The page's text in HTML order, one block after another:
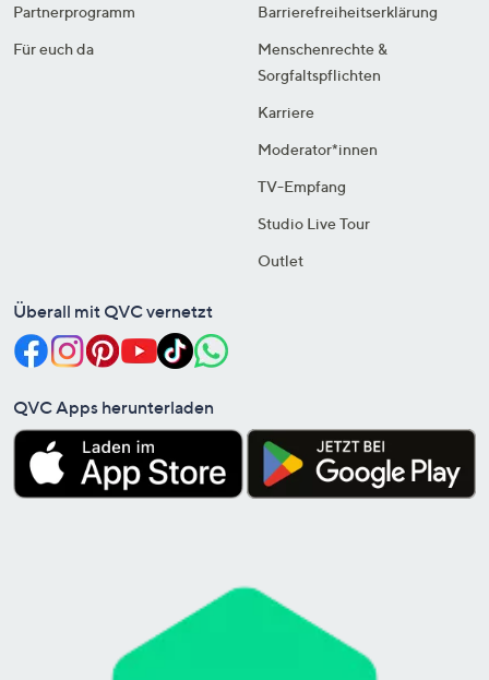
Partnerprogramm
Für euch da
Barrierefreiheitserklärung
Menschenrechte &
Sorgfaltspflichten
Karriere
Moderator*innen
TV-Empfang
Studio Live Tour
Outlet
Überall mit QVC vernetzt
QVC Apps herunterladen